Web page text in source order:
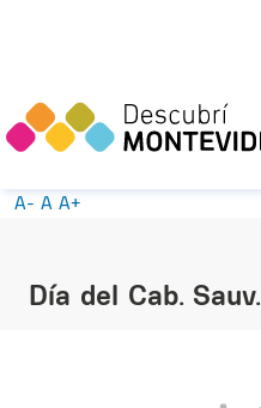
A- A A+
Día del Cab. Sauv.